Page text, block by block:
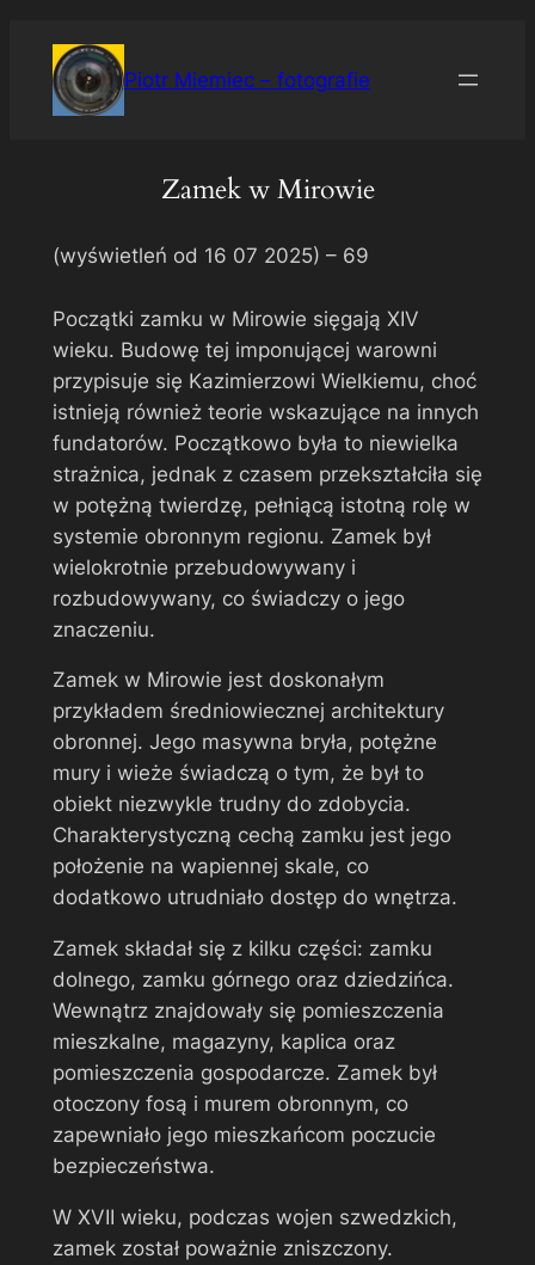
treści
Piotr Miemiec – fotografie
Zamek w Mirowie
(wyświetleń od 16 07 2025) – 69
Początki zamku w Mirowie sięgają XIV
wieku. Budowę tej imponującej warowni
przypisuje się Kazimierzowi Wielkiemu, choć
istnieją również teorie wskazujące na innych
fundatorów. Początkowo była to niewielka
strażnica, jednak z czasem przekształciła się
w potężną twierdzę, pełniącą istotną rolę w
systemie obronnym regionu. Zamek był
wielokrotnie przebudowywany i
rozbudowywany, co świadczy o jego
znaczeniu.
Zamek w Mirowie jest doskonałym
przykładem średniowiecznej architektury
obronnej. Jego masywna bryła, potężne
mury i wieże świadczą o tym, że był to
obiekt niezwykle trudny do zdobycia.
Charakterystyczną cechą zamku jest jego
położenie na wapiennej skale, co
dodatkowo utrudniało dostęp do wnętrza.
Zamek składał się z kilku części: zamku
dolnego, zamku górnego oraz dziedzińca.
Wewnątrz znajdowały się pomieszczenia
mieszkalne, magazyny, kaplica oraz
pomieszczenia gospodarcze. Zamek był
otoczony fosą i murem obronnym, co
zapewniało jego mieszkańcom poczucie
bezpieczeństwa.
W XVII wieku, podczas wojen szwedzkich,
zamek został poważnie zniszczony.